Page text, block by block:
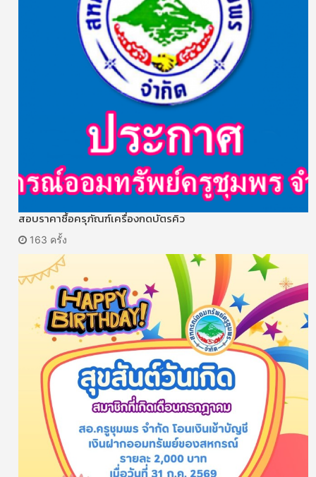
สอบราคาซื้อครุภัณฑ์เครื่องกดบัตรคิว
163 ครั้ง